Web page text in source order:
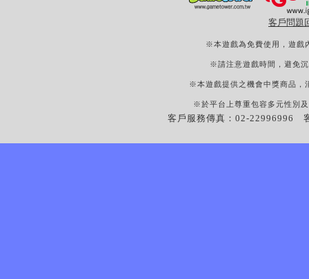
客戶問題
※本遊戲為免費使用，遊戲
※請注意遊戲時間，避免
※本遊戲提供之機會中獎商品，
※於平台上尊重包容多元性別
客戶服務傳真：02-22996996